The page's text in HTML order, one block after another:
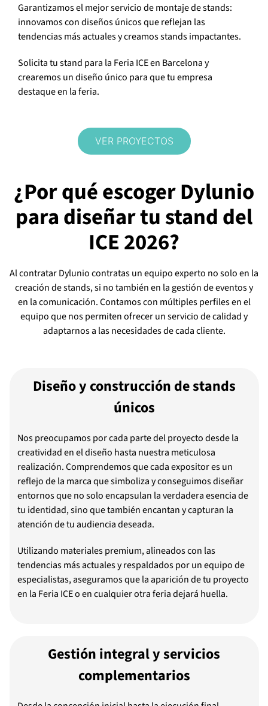
Garantizamos el mejor servicio de montaje de stands:
innovamos con diseños únicos que reflejan las
tendencias más actuales y creamos stands impactantes.
Solicita tu stand para la Feria ICE en Barcelona y
crearemos un diseño único para que tu empresa
destaque en la feria.
VER PROYECTOS
¿Por qué escoger Dylunio
para diseñar tu stand del
ICE 2026?
Al contratar Dylunio contratas un equipo experto no solo en la
creación de stands, si no también en la gestión de eventos y
en la comunicación. Contamos con múltiples perfiles en el
equipo que nos permiten ofrecer un servicio de calidad y
adaptarnos a las necesidades de cada cliente.
Diseño y construcción de stands
únicos
Nos preocupamos por cada parte del proyecto desde la
creatividad en el diseño hasta nuestra meticulosa
realización. Comprendemos que cada expositor es un
reflejo de la marca que simboliza y conseguimos diseñar
entornos que no solo encapsulan la verdadera esencia de
tu identidad, sino que también encantan y capturan la
atención de tu audiencia deseada.
Utilizando materiales premium, alineados con las
tendencias más actuales y respaldados por un equipo de
especialistas, aseguramos que la aparición de tu proyecto
en la Feria ICE o en cualquier otra feria dejará huella.
Gestión integral y servicios
complementarios